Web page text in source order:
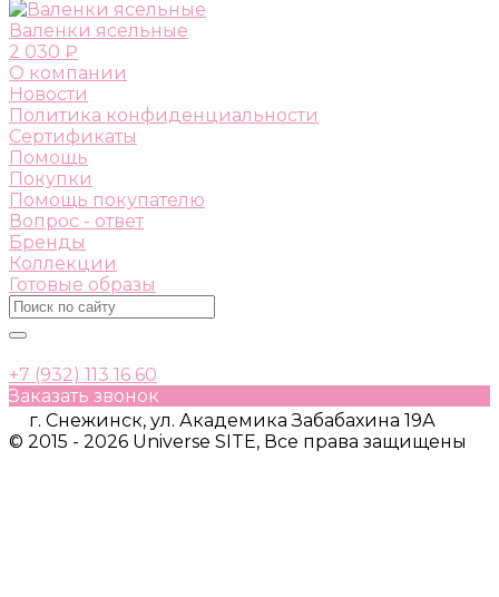
Валенки ясельные
2 030 ₽
О компании
Новости
Политика конфиденциальности
Сертификаты
Помощь
Покупки
Помощь покупателю
Вопрос - ответ
Бренды
Коллекции
Готовые образы
+7 (932) 113 16 60
Заказать звонок
г. Снежинск, ул. Академика Забабахина 19А
© 2015 - 2026 Universe SITE, Все права защищены